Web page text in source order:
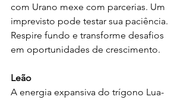
com Urano mexe com parcerias. Um
imprevisto pode testar sua paciência.
Respire fundo e transforme desafios
em oportunidades de crescimento.
Leão
A energia expansiva do trígono Lua-